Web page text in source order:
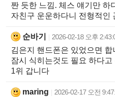
짠 듯한 느낌. 체스 얘기만 하
자친구 운운하다니 전형적인
순바기 2026-02-18 오후
김은지 핸드폰은 있었으면 합
잠시 식히는것도 필요 하다고
1위 갑니다
maring 2026-02-17 오전